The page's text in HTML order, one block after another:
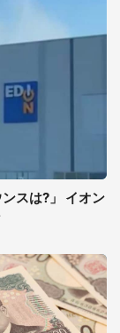
スは?」 イオン